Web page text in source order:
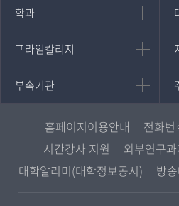
학과
인문과학대학
국어국문학과
영어영문학과
일본학과
사회과학대학
프라임칼리지
프라임칼리지
학사학위과정
평생교육과정
부속기관
부속기관
중앙도서관
원격교육혁신연구원
통합인문학연구소
디지털미디어센터
홈페이지이용안내 전화번
시간강사 지원
외부연구
대학알리미(대학정보공시)
방